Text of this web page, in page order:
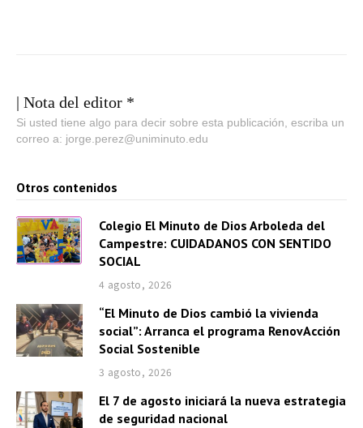
| Nota del editor *
Si usted tiene algo para decir sobre esta publicación, escriba un
correo a: jorge.perez@uniminuto.edu
Otros contenidos
Colegio El Minuto de Dios Arboleda del
Campestre: CUIDADANOS CON SENTIDO
SOCIAL
4 agosto, 2026
“El Minuto de Dios cambió la vivienda
social”: Arranca el programa RenovAcción
Social Sostenible
3 agosto, 2026
El 7 de agosto iniciará la nueva estrategia
de seguridad nacional